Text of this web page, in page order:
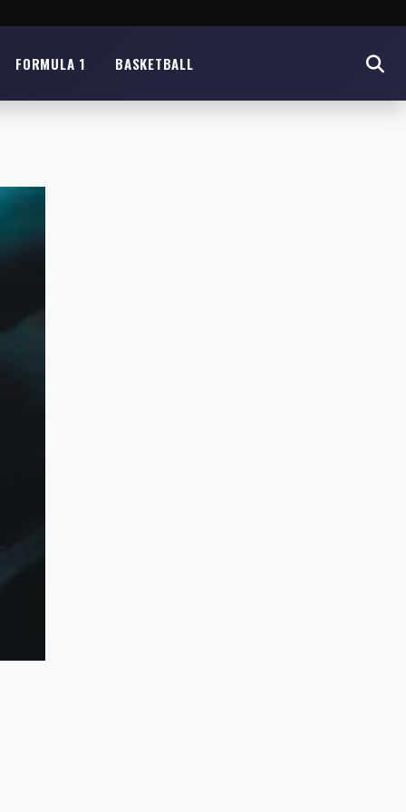
FORMULA 1 BASKETBALL